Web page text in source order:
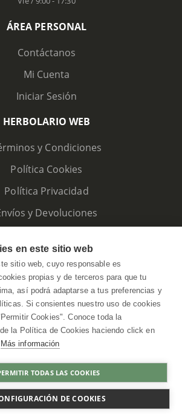
COMPRAR
ÁREA PERSONAL
Contáctanos
Mi Cuenta
Iniciar Sesión
HERBOLARIO WEB
y Condiciones
Política Cookies
Política Privacidad
y Devoluciones
© 2026. All Rights Reserved
en este sitio web
sitio web, cuyo responsable es
propias y de terceros para que tu
así podrá adaptarse a tus preferencias y
Si consientes nuestro uso de cookies
Cookies". Conoce toda la
la Política de Cookies haciendo click en
Más información
TODAS LAS COOKIES
DE COOKIES